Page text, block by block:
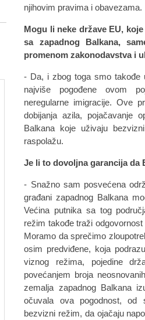
njihovim pravima i obavezama.
Mogu li neke države EU,
sa zapadnog Balkana,
promenom zakonodavstva i
- Da, i zbog toga smo takođe
najviše pogođene ovom
neregularne imigracije. Ove
dobijanja azila, pojačavanje
Balkana koje uživaju
raspolažu.
Je li to dovoljna garancija da
- Snažno sam posvećena
građani zapadnog Balkana
Većina putnika sa tog
režim takođe traži
Moramo da sprečimo
osim predviđene, koja
viznog režima, pojedine
povećanjem broja
zemalja zapadnog Balkana
očuvala ova pogodnost, od
bezvizni režim, da ojačaju